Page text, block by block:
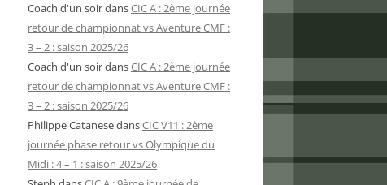
Coach d'un soirdansCIC A : 2ème journée
retour de championnat vs Aventure CMF :
3 – 2 : saison 2025/26
Coach d'un soirdansCIC A : 2ème journée
retour de championnat vs Aventure CMF :
3 – 2 : saison 2025/26
Philippe CatanesedansCIC V11 : 2ème
journée phase retour vs Olympique du
Midi : 4 – 1 : saison 2025/26